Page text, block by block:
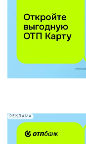
РЕКЛАМА
Укрепление